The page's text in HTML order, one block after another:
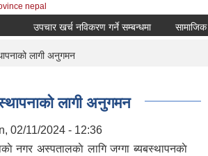
nepal
उपचार खर्च नविकरण गर्ने सम्बन्धमा
लागी अनुगमन
लागी अनुगमन
02/11/2024 - 12:36
नगर अस्पतालकाे लागि जग्गा ब्यबस्थापनकाे